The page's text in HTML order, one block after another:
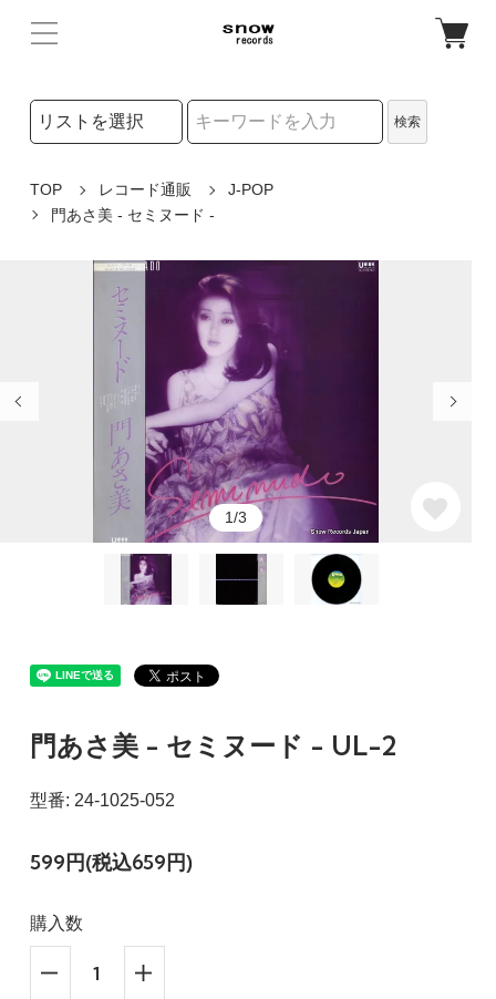
検索リストの選択
検索
TOP レコード通販
J-POP
門あさ美 - セミヌード -
1/3
門あさ美 - セミヌード - UL-2
型番: 24-1025-052
599円(税込659円)
購入数